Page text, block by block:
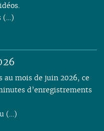
(…)
au mois de juin 2026, ce
d’enregistrements
(…)